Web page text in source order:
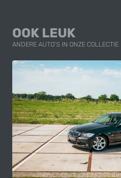
OOK LEUK
ANDERE AUTO'S IN ONZE COLLECTIE